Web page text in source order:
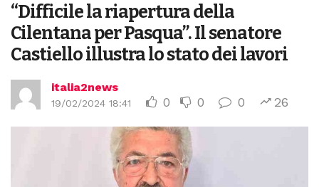
“Difficile la riapertura della
Cilentana per Pasqua”. Il senatore
Castiello illustra lo stato dei lavori
italia2news
19/02/2024 18:41 0 0 0 26